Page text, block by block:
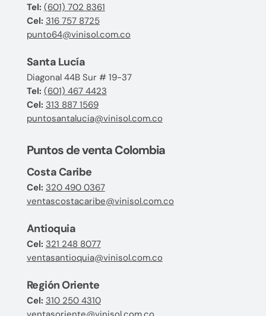
Tel: (601) 702 8361
Cel: 316 757 8725
punto64@vinisol.com.co
Santa Lucía
Diagonal 44B Sur # 19-37
Tel: (601) 467 4423
Cel: 313 887 1569
puntosantalucia@vinisol.com.co
Puntos de venta Colombia
Costa Caribe
Cel: 320 490 0367
ventascostacaribe@vinisol.com.co
Antioquia
Cel: 321 248 8077
ventasantioquia@vinisol.com.co
Región Oriente
Cel: 310 250 4310